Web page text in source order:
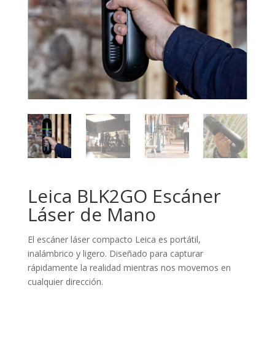
Leica BLK2GO Escáner
Láser de Mano
El escáner láser compacto Leica es portátil,
inalámbrico y ligero. Diseñado para capturar
rápidamente la realidad mientras nos movemos en
cualquier dirección.